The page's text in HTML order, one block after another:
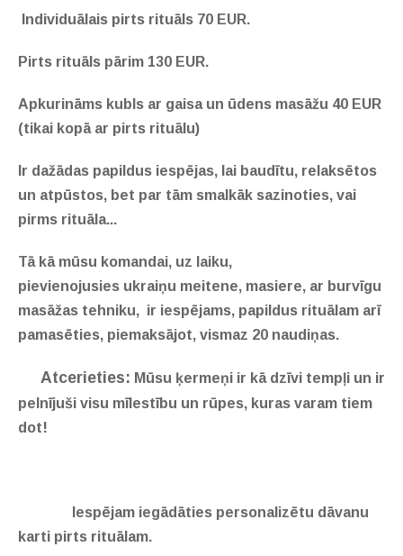
Individuālais pirts rituāls 70 EUR.
Pirts rituāls pārim 130 EUR.
Apkurināms kubls ar gaisa un ūdens masāžu 40 EUR
(tikai kopā ar pirts rituālu)
Ir dažādas papildus iespējas, lai baudītu, relaksētos
un atpūstos, bet par tām smalkāk sazinoties, vai
pirms rituāla...
Tā kā mūsu komandai, uz laiku,
pievienojusies ukraiņu meitene, masiere, ar burvīgu
masāžas tehniku, ir iespējams, papildus rituālam arī
pamasēties, piemaksājot, vismaz 20 naudiņas.
Atcerieties: Mūsu ķermeņi ir kā dzīvi tempļi un ir
pelnījuši visu mīlestību un rūpes, kuras varam tiem
dot!
Iespējam iegādāties personalizētu dāvanu
karti pirts rituālam.